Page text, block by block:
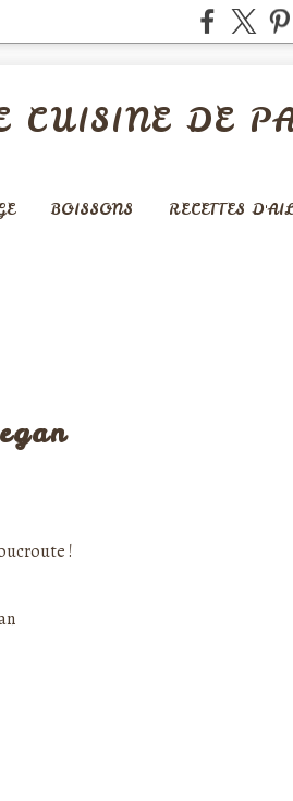
CUISINE DE
BOISSONS RECETTES
!